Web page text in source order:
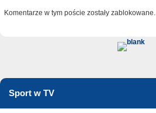
Komentarze w tym poście zostały zablokowane.
Sport w TV